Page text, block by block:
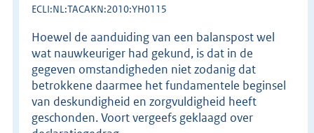
ECLI:NL:TACAKN:2010:YH0115
Hoewel de aanduiding van een balanspost wel
wat nauwkeuriger had gekund, is dat in de
gegeven omstandigheden niet zodanig dat
betrokkene daarmee het fundamentele beginsel
van deskundigheid en zorgvuldigheid heeft
geschonden. Voort vergeefs geklaagd over